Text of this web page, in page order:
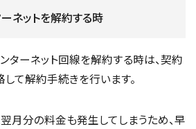
ネットを解約する時
ターネット回線を解約する時は、契約
て解約手続きを行います。
月分の料金も発生してしまうため、早